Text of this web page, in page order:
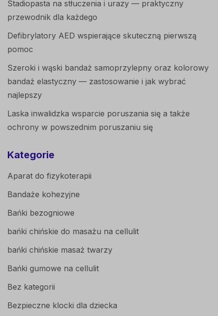
Stadiopasta na stłuczenia i urazy — praktyczny
przewodnik dla każdego
Defibrylatory AED wspierające skuteczną pierwszą
pomoc
Szeroki i wąski bandaż samoprzylepny oraz kolorowy
bandaż elastyczny — zastosowanie i jak wybrać
najlepszy
Laska inwalidzka wsparcie poruszania się a także
ochrony w powszednim poruszaniu się
Kategorie
Aparat do fizykoterapii
Bandaże kohezyjne
Bańki bezogniowe
bańki chińskie do masażu na cellulit
bańki chińskie masaż twarzy
Bańki gumowe na cellulit
Bez kategorii
Bezpieczne klocki dla dziecka